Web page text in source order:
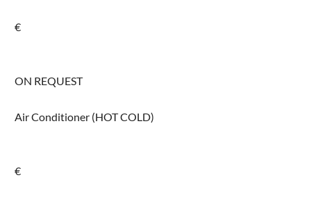
€
ON REQUEST
Air Conditioner (HOT COLD)
€